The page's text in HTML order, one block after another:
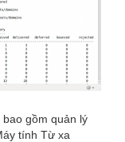
gồm quản lý
tính Từ xa